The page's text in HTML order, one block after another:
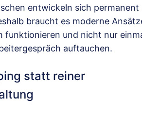
entwickeln sich permanent
braucht es moderne
funktionieren und nicht nur
auftauchen.
statt reiner